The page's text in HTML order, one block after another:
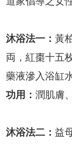
沐浴法一： 黃
両，紅棗十五
藥液滲入浴缸
功用： 潤肌膚
沐浴法二： 益